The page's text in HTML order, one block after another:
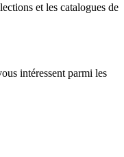
et les catalogues de
intéressent parmi les